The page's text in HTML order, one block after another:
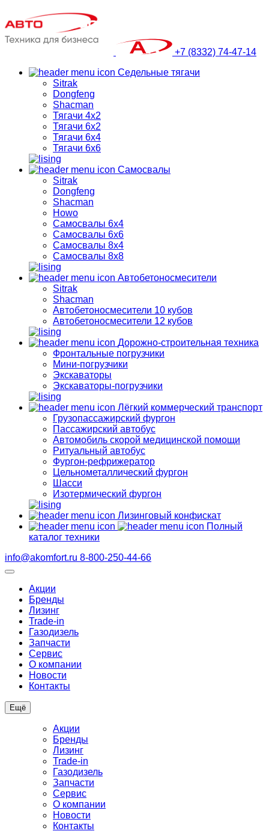
+7 (8332) 74-47-14
Седельные тягачи
Sitrak
Dongfeng
Shacman
Тягачи 4х2
Тягачи 6х2
Тягачи 6х4
Тягачи 6х6
Самосвалы
Sitrak
Dongfeng
Shacman
Howo
Самосвалы 6х4
Самосвалы 6х6
Самосвалы 8х4
Самосвалы 8х8
Автобетоносмесители
Sitrak
Shacman
Автобетоносмесители 10 кубов
Автобетоносмесители 12 кубов
Дорожно-строительная техника
Фронтальные погрузчики
Мини-погрузчики
Экскаваторы
Экскаваторы-погрузчики
Лёгкий коммерческий транспорт
Грузопассажирский фургон
Пассажирский автобус
Автомобиль скорой медицинской помощи
Ритуальный автобус
Фургон-рефрижератор
Цельнометаллический фургон
Шасси
Изотермический фургон
Лизинговый конфискат
Полный
каталог техники
info@akomfort.ru 8-800-250-44-66
Акции
Бренды
Лизинг
Trade-in
Газодизель
Запчасти
Сервис
О компании
Новости
Контакты
Ещё
Акции
Бренды
Лизинг
Trade-in
Газодизель
Запчасти
Сервис
О компании
Новости
Контакты